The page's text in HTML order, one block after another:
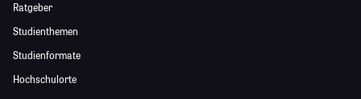
Ratgeber
Studienthemen
Studienformate
Hochschulorte